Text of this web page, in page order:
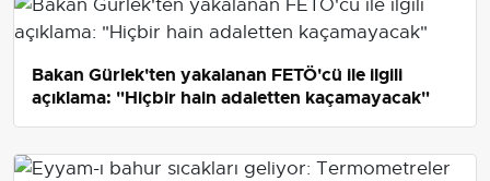
Bakan Gürlek'ten yakalanan FETÖ'cü ile ilgili
açıklama: "Hiçbir hain adaletten kaçamayacak"